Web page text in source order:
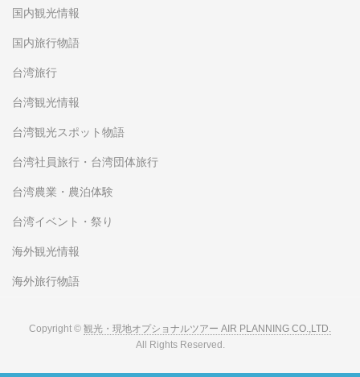
国内観光情報
国内旅行物語
台湾旅行
台湾観光情報
台湾観光スポット物語
台湾社員旅行・台湾団体旅行
台湾農業・農泊体験
台湾イベント・祭り
海外観光情報
海外旅行物語
Copyright © 観光・現地オプショナルツアー AIR PLANNING CO.,LTD.
All Rights Reserved.